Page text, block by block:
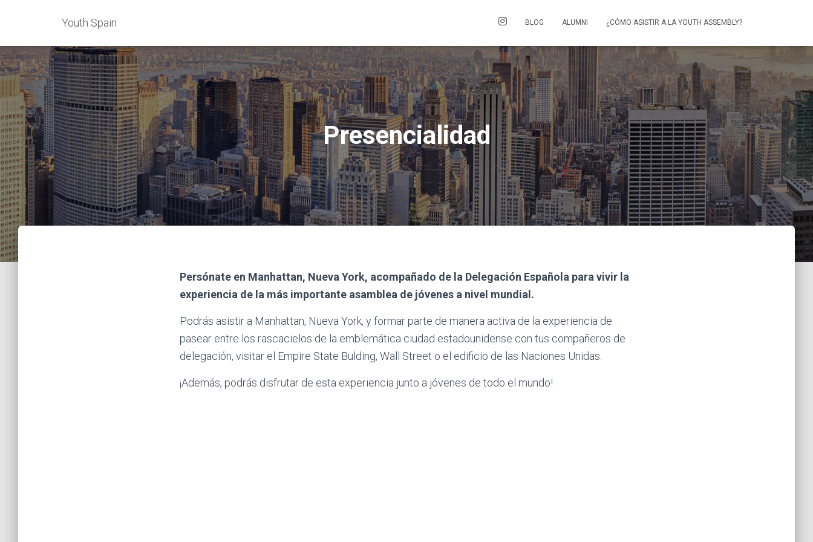
Youth Spain BLOG ALUMNI ¿CÓMO ASISTIR A LA YOUTH ASSEMBLY?
Presencialidad
Persónate en Manhattan, Nueva York, acompañado de la Delegación Española para vivir la
experiencia de la más importante asamblea de jóvenes a nivel mundial.
Podrás asistir a Manhattan, Nueva York, y formar parte de manera activa de la experiencia de
pasear entre los rascacielos de la emblemática ciudad estadounidense con tus compañeros de
delegación, visitar el Empire State Bulding, Wall Street o el edificio de las Naciones Unidas.
¡Además, podrás disfrutar de esta experiencia junto a jóvenes de todo el mundo!